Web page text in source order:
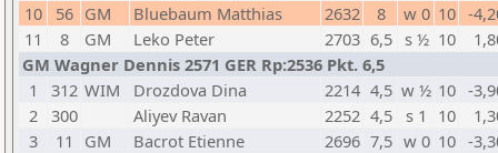
10
56 GM Bluebaum Matthias 2632 8 w 0 10 -
11
8 GM Leko Peter 2703 6,5 s ½ 10
GM Wagner Dennis 2571 GER Rp:2536 Pkt. 6,5
1
312 WIM Drozdova Dina 2214 4,5 w ½ 10 -
2 300 Aliyev Ravan 2252 4,5 s 1 10
3
11 GM Bacrot Etienne 2696 7,5 w 0 10 -